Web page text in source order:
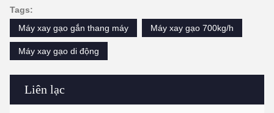
Liên lạc
Tags:
Máy xay gạo gắn thang máy
Máy xay gạo 700kg/h
Máy xay gạo di động